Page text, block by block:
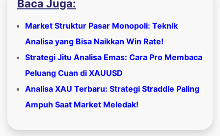
Baca Juga:
Market Struktur Pasar Monopoli: Teknik
Analisa yang Bisa Naikkan Win Rate!
Strategi Jitu Analisa Emas: Cara Pro Membaca
Peluang Cuan di XAUUSD
Analisa XAU Terbaru: Strategi Straddle Paling
Ampuh Saat Market Meledak!